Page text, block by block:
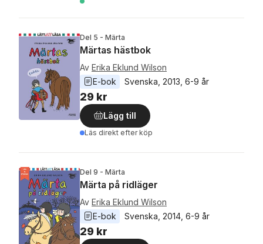
Del 5 - Märta
Märtas hästbok
Av Erika Eklund Wilson
E-bok
Svenska 2013 6-9 år
29 kr
Lägg till
Läs direkt efter köp
Del 9 - Märta
Märta på ridläger
Av Erika Eklund Wilson
E-bok
Svenska 2014 6-9 år
29 kr